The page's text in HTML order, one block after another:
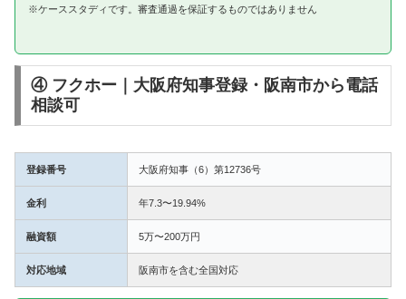
※ケーススタディです。審査通過を保証するものではありません
④ フクホー｜大阪府知事登録・阪南市から電話
相談可
登録番号 大阪府知事（6）第12736号
金利 年7.3〜19.94%
融資額 5万〜200万円
対応地域 阪南市を含む全国対応